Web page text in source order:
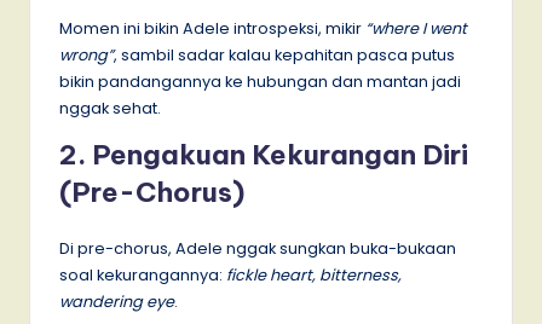
Momen ini bikin Adele introspeksi, mikir “where I went
wrong”, sambil sadar kalau kepahitan pasca putus
bikin pandangannya ke hubungan dan mantan jadi
nggak sehat.
2. Pengakuan Kekurangan Diri
(Pre-Chorus)
Di pre-chorus, Adele nggak sungkan buka-bukaan
soal kekurangannya: fickle heart, bitterness,
wandering eye.